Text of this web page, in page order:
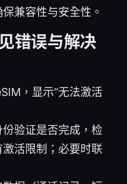
兼容性与安全性。
错误与解决
，显示“无法激活
验证是否完成，检
活限制；必要时联